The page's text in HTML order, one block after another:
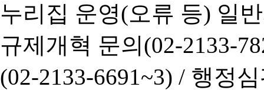
누리집 운영(오류 등) 일
규제개혁 문의(02-2133-
(02-2133-6691~3) / 행정심